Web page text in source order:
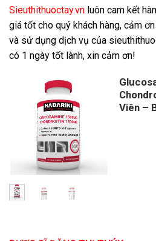
Sieuthithuoctay.vn luôn cam kết
giá tốt cho quý khách hàng, cảm
và sử dụng dịch vụ của
có 1 ngày tốt lành, xin cảm ơn!
Viên –